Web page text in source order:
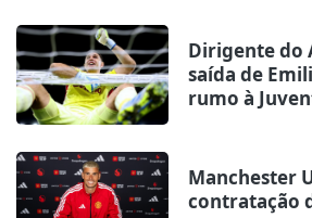
Dirigente do
saída de
rumo à
Manchester
contratação